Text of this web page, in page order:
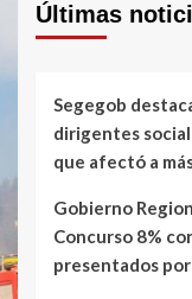
Últimas
Segegob
dirigentes
que afectó a
Gobierno
Concurso 8%
presentados